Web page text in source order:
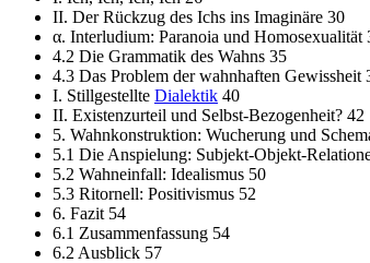
II. Der Rückzug des Ichs ins Imaginäre 30
α. Interludium: Paranoia und Homosexualität
4.2 Die Grammatik des Wahns 35
4.3 Das Problem der wahnhaften Gewissheit
I. Stillgestellte Dialektik 40
II. Existenzurteil und Selbst-Bezogenheit? 42
5. Wahnkonstruktion: Wucherung und
5.1 Die Anspielung: Subjekt-Objekt-
5.2 Wahneinfall: Idealismus 50
5.3 Ritornell: Positivismus 52
6. Fazit 54
6.1 Zusammenfassung 54
6.2 Ausblick 57